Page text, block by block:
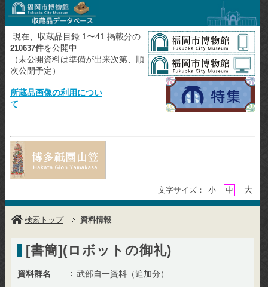
現在、収蔵品目録 1〜41 掲載分の
210637件を公開中
（未公開資料は準備が出来次第、順
次公開予定）
所蔵品画像の利用につい
て
文字サイズ： 小 中 大
検索トップ 資料情報
[書簡](ロボットの御礼)
資料群名 武部自一資料（追加分）